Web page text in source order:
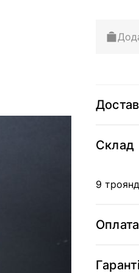
Склад
9
Оплата